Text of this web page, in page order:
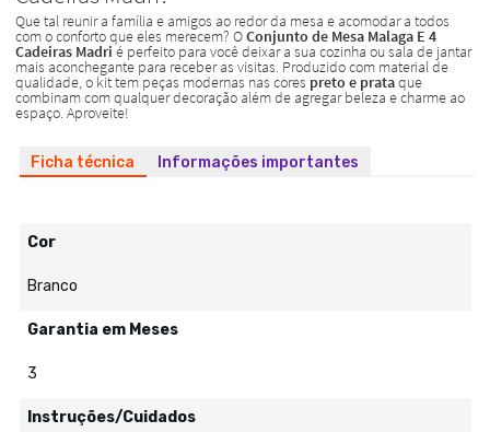
Ficha técnica Informações importantes
Cor
Branco
Garantia em Meses
3
Instruções/Cuidados